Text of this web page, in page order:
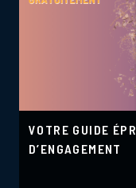
VOTRE GUIDE
D’ENGAGEMENT